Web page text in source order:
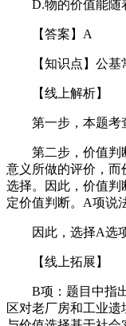
D.物的价值能随
【答案】A
【知识点】公基
【线上解析】
第一步，本题考查
第二步，价值判断
意义所做的评价，而
选择。因此，价值判
定价值判断。A项说
因此，选择A选项
【线上拓展】
B项：题目中指出
区对老厂房和工业